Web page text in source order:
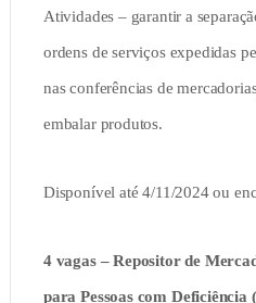
Atividades – garantir a
ordens de serviços expedidas
nas conferências de
embalar produtos.
Disponível até 4/11/2024 ou
4 vagas – Repositor de
para Pessoas com Deficiência